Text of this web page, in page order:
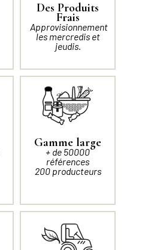
Des Produits
Frais
Approvisionnement
les mercredis et
jeudis.
Gamme large
+ de 50000
références
200 producteurs